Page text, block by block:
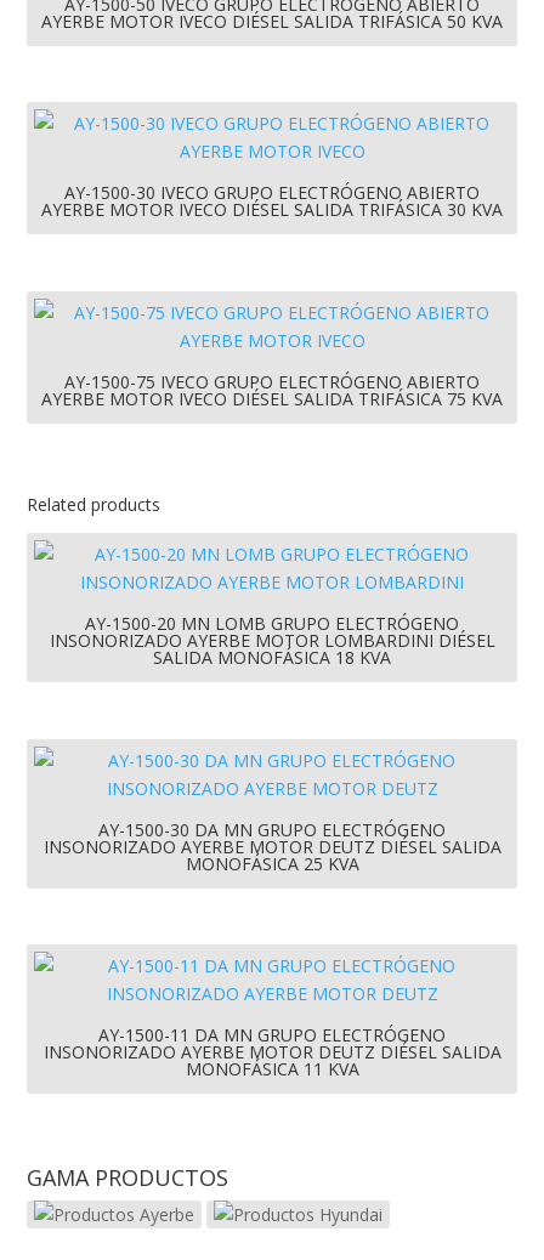
AYERBE MOTOR IVECO DIÉSEL SALIDA TRIFÁSICA 50 KVA
AY-1500-30 IVECO GRUPO ELECTRÓGENO ABIERTO
AYERBE MOTOR IVECO DIÉSEL SALIDA TRIFÁSICA 30 KVA
AY-1500-75 IVECO GRUPO ELECTRÓGENO ABIERTO
AYERBE MOTOR IVECO DIÉSEL SALIDA TRIFÁSICA 75 KVA
Related products
AY-1500-20 MN LOMB GRUPO ELECTRÓGENO
INSONORIZADO AYERBE MOTOR LOMBARDINI DIÉSEL
SALIDA MONOFÁSICA 18 KVA
AY-1500-30 DA MN GRUPO ELECTRÓGENO
INSONORIZADO AYERBE MOTOR DEUTZ DIÉSEL SALIDA
MONOFÁSICA 25 KVA
AY-1500-11 DA MN GRUPO ELECTRÓGENO
INSONORIZADO AYERBE MOTOR DEUTZ DIÉSEL SALIDA
MONOFÁSICA 11 KVA
GAMA PRODUCTOS